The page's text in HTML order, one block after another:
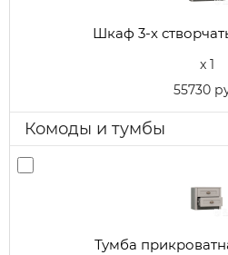
Шкаф 3-х
x 1
55730
Комоды и тумбы
Тумба